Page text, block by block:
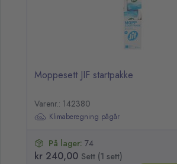
Moppesett JIF startpakke
Varenr.: 142380
Klimaberegning pågår
På lager: 74
kr 240,00 Sett (1 sett)